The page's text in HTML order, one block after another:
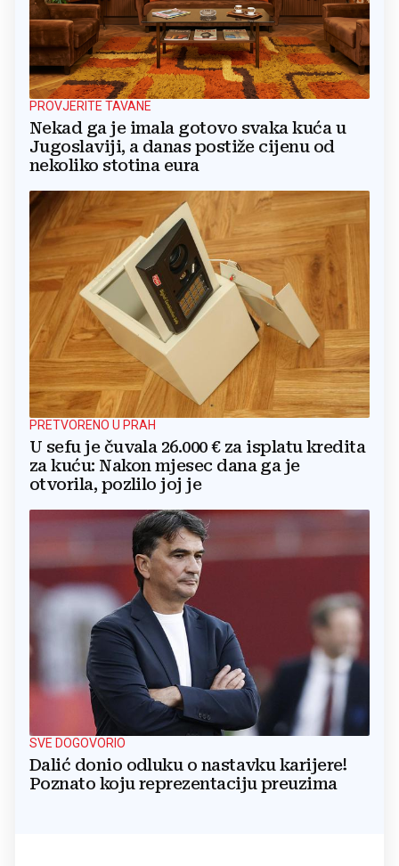
PROVJERITE TAVANE
Nekad ga je imala gotovo svaka kuća u
Jugoslaviji, a danas postiže cijenu od
nekoliko stotina eura
PRETVORENO U PRAH
U sefu je čuvala 26.000 € za isplatu kredita
za kuću: Nakon mjesec dana ga je
otvorila, pozlilo joj je
SVE DOGOVORIO
Dalić donio odluku o nastavku karijere!
Poznato koju reprezentaciju preuzima